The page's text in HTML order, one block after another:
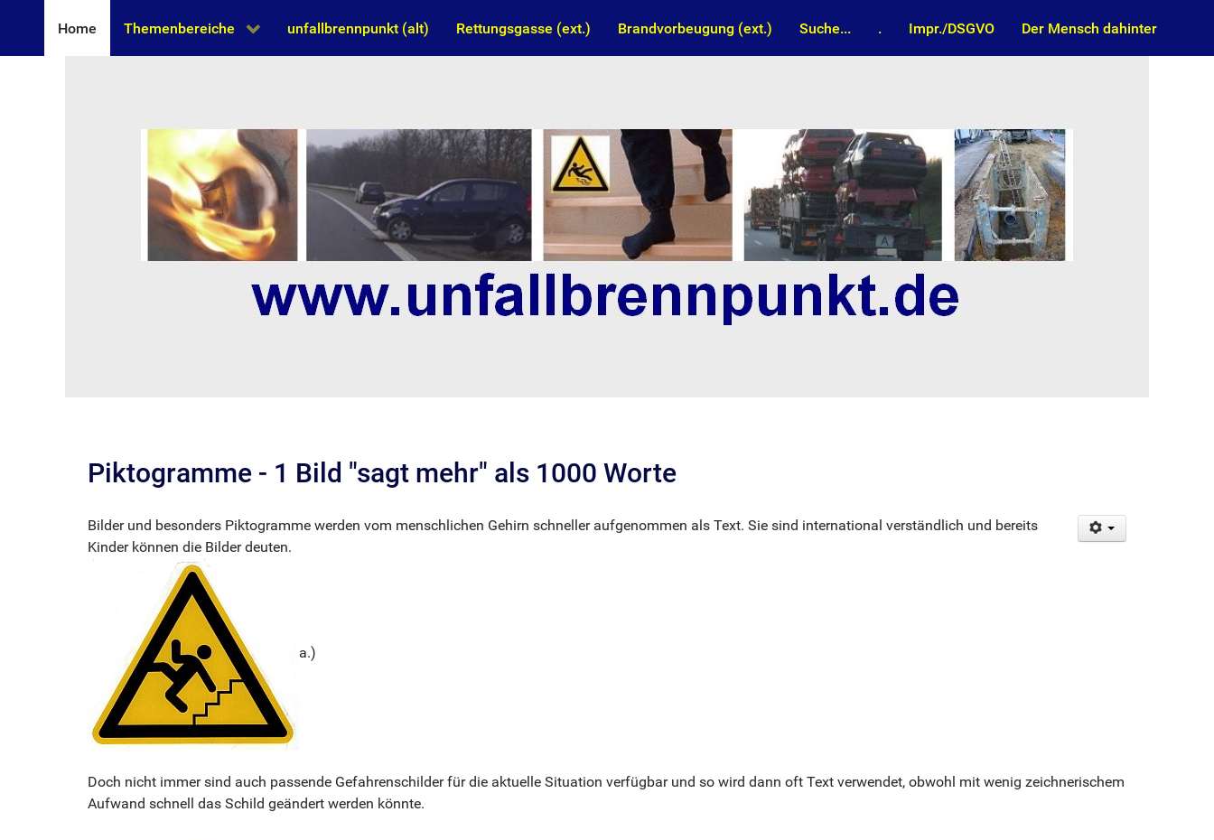
Home Themenbereiche unfallbrennpunkt (alt) Rettungsgasse (ext.) Brandvorbeugung (ext.) Suche... . Impr./DSGVO Der Mensch dahinter
Piktogramme - 1 Bild "sagt mehr" als 1000 Worte
Bilder und besonders Piktogramme werden vom menschlichen Gehirn schneller aufgenommen als Text. Sie sind international verständlich und bereits
Kinder können die Bilder deuten.
a.)
Doch nicht immer sind auch passende Gefahrenschilder für die aktuelle Situation verfügbar und so wird dann oft Text verwendet, obwohl mit wenig zeichnerischem
Aufwand schnell das Schild geändert werden könnte.